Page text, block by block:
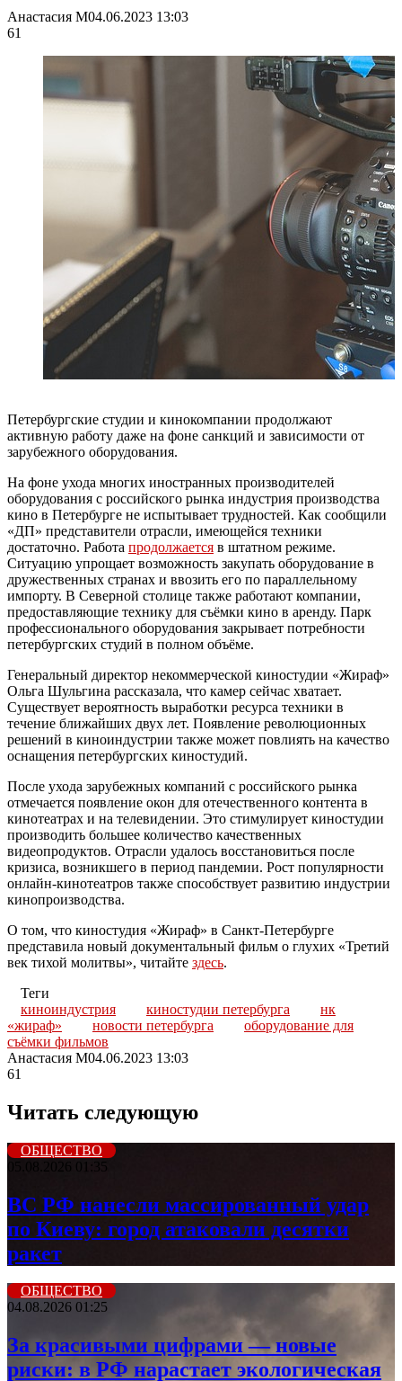
Анастасия М04.06.2023 13:03
61
Петербургские студии и кинокомпании продолжают
активную работу даже на фоне санкций и зависимости от
зарубежного оборудования.
На фоне ухода многих иностранных производителей
оборудования с российского рынка индустрия производства
кино в Петербурге не испытывает трудностей. Как сообщили
«ДП» представители отрасли, имеющейся техники
достаточно. Работа продолжается в штатном режиме.
Ситуацию упрощает возможность закупать оборудование в
дружественных странах и ввозить его по параллельному
импорту. В Северной столице также работают компании,
предоставляющие технику для съёмки кино в аренду. Парк
профессионального оборудования закрывает потребности
петербургских студий в полном объёме.
Генеральный директор некоммерческой киностудии «Жираф»
Ольга Шульгина рассказала, что камер сейчас хватает.
Существует вероятность выработки ресурса техники в
течение ближайших двух лет. Появление революционных
решений в киноиндустрии также может повлиять на качество
оснащения петербургских киностудий.
После ухода зарубежных компаний с российского рынка
отмечается появление окон для отечественного контента в
кинотеатрах и на телевидении. Это стимулирует киностудии
производить большее количество качественных
видеопродуктов. Отрасли удалось восстановиться после
кризиса, возникшего в период пандемии. Рост популярности
онлайн-кинотеатров также способствует развитию индустрии
кинопроизводства.
О том, что киностудия «Жираф» в Санкт-Петербурге
представила новый документальный фильм о глухих «Третий
век тихой молитвы», читайте здесь.
Теги
киноиндустрия
киностудии петербурга
нк
«жираф»
новости петербурга
оборудование для
съёмки фильмов
Анастасия М04.06.2023 13:03
61
Читать следующую
ОБЩЕСТВО
05.08.2026 01:35
ВС РФ нанесли массированный удар
по Киеву: город атаковали десятки
ракет
ОБЩЕСТВО
04.08.2026 01:25
За красивыми цифрами — новые
риски: в РФ нарастает экологическая